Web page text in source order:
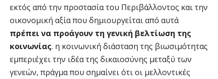
εκτός από την προστασία του Περιβάλλοντος και την
οικονομική αξία που δημιουργείται από αυτά
πρέπει να προάγουν τη γενική βελτίωση της
κοινωνίας. η κοινωνική διάσταση της βιωσιµότητας
εμπεριέχει την ιδέα της δικαιοσύνης µεταξύ των
γενεών, πράγµα που σηµαίνει ότι οι µελλοντικές